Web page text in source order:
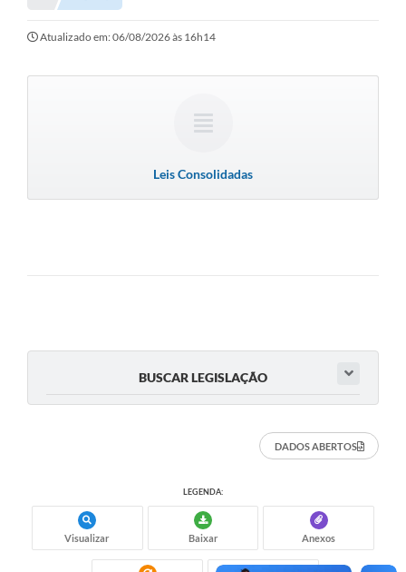
Atualizado em: 06/08/2026 às 16h14
Leis Consolidadas
BUSCAR LEGISLAÇÃO
DADOS ABERTOS
LEGENDA:
Visualizar Baixar Anexos